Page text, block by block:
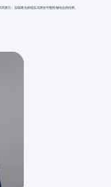
努力，实现将当前现实与潜在可能性相结合的结果。